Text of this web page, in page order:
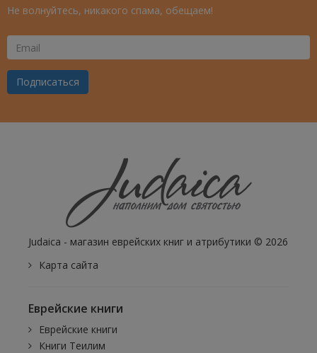
Не волнуйтесь, никакого спама, обещаем!
Ваш
Email
Подписаться
Judaica - магазин еврейских книг и атрибутики © 2026
Карта сайта
Еврейские книги
Еврейские книги
Книги Теилим